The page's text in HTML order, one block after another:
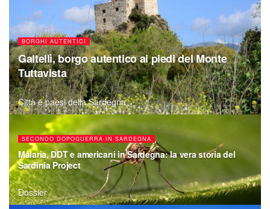
BORGHI AUTENTICI
Galtellì, borgo autentico ai piedi del Monte
Tuttavista
Città e paesi della Sardegna
SECONDO DOPOGUERRA IN SARDEGNA
Malaria, DDT e americani in Sardegna: la vera storia del
Sardinia Project
Dossier